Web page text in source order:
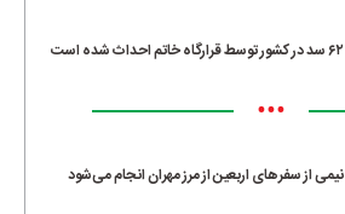
۶۲ سد در کشور توسط قرارگاه خاتم احداث شده است
•••
نیمی از سفرهای اربعین از مرز مهران انجام می‌شود